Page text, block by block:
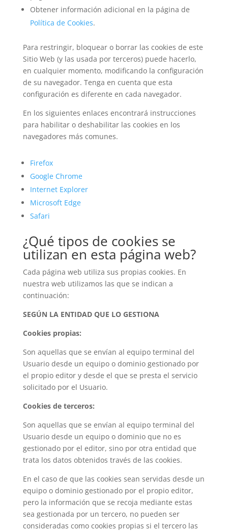
Obtener información adicional en la página de
Política de Cookies.
Para restringir, bloquear o borrar las cookies de este
Sitio Web (y las usada por terceros) puede hacerlo,
en cualquier momento, modificando la configuración
de su navegador. Tenga en cuenta que esta
configuración es diferente en cada navegador.
En los siguientes enlaces encontrará instrucciones
para habilitar o deshabilitar las cookies en los
navegadores más comunes.
Firefox
Google Chrome
Internet Explorer
Microsoft Edge
Safari
¿Qué tipos de cookies se
utilizan en esta página web?
Cada página web utiliza sus propias cookies. En
nuestra web utilizamos las que se indican a
continuación:
SEGÚN LA ENTIDAD QUE LO GESTIONA
Cookies propias:
Son aquellas que se envían al equipo terminal del
Usuario desde un equipo o dominio gestionado por
el propio editor y desde el que se presta el servicio
solicitado por el Usuario.
Cookies de terceros:
Son aquellas que se envían al equipo terminal del
Usuario desde un equipo o dominio que no es
gestionado por el editor, sino por otra entidad que
trata los datos obtenidos través de las cookies.
En el caso de que las cookies sean servidas desde un
equipo o dominio gestionado por el propio editor,
pero la información que se recoja mediante estas
sea gestionada por un tercero, no pueden ser
consideradas como cookies propias si el tercero las